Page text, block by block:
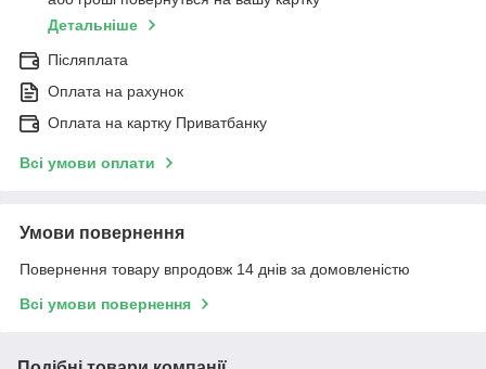
Детальніше
Післяплата
Оплата на рахунок
Оплата на картку Приватбанку
Всі умови оплати
Умови повернення
Повернення товару впродовж 14 днів за домовленістю
Всі умови повернення